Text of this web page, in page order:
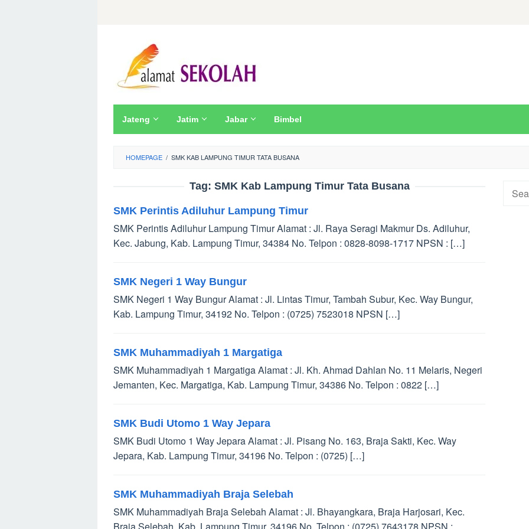
Jateng Jatim Jabar Bimbel
HOMEPAGE / SMK KAB LAMPUNG TIMUR TATA BUSANA
Tag: SMK Kab Lampung Timur Tata Busana
SMK Perintis Adiluhur Lampung Timur
SMK Perintis Adiluhur Lampung Timur Alamat : Jl. Raya Seragi Makmur Ds. Adiluhur,
Kec. Jabung, Kab. Lampung Timur, 34384 No. Telpon : 0828-8098-1717 NPSN : […]
SMK Negeri 1 Way Bungur
SMK Negeri 1 Way Bungur Alamat : Jl. Lintas Timur, Tambah Subur, Kec. Way Bungur,
Kab. Lampung Timur, 34192 No. Telpon : (0725) 7523018 NPSN […]
SMK Muhammadiyah 1 Margatiga
SMK Muhammadiyah 1 Margatiga Alamat : Jl. Kh. Ahmad Dahlan No. 11 Melaris, Negeri
Jemanten, Kec. Margatiga, Kab. Lampung Timur, 34386 No. Telpon : 0822 […]
SMK Budi Utomo 1 Way Jepara
SMK Budi Utomo 1 Way Jepara Alamat : Jl. Pisang No. 163, Braja Sakti, Kec. Way
Jepara, Kab. Lampung Timur, 34196 No. Telpon : (0725) […]
SMK Muhammadiyah Braja Selebah
SMK Muhammadiyah Braja Selebah Alamat : Jl. Bhayangkara, Braja Harjosari, Kec.